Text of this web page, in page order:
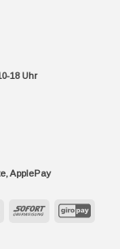
18 Uhr
ApplePay
AmericanSofort